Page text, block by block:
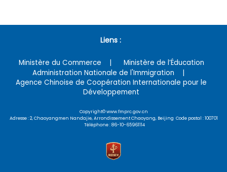
Liens :
Ministère du Commerce
Ministère de l’Éducation
Administration Nationale de l'Immigration
Agence Chinoise de Coopération Internationale pour le
Développement
Copyright© www.fmprc.gov.cn
Adresse : 2, Chaoyangmen Nandajie, Arrondissement Chaoyang, Beijing Code postal : 100701
Téléphone : 86-10-65961114